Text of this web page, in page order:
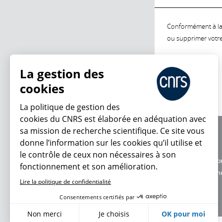
Conformément à
ou supprimer
Charte
Données
La gestion des
cookies
La politique de gestion des
cookies du CNRS est élaborée en adéquation avec
sa mission de recherche scientifique. Ce site vous
donne l’information sur les cookies qu’il utilise et
le contrôle de ceux non nécessaires à son
fonctionnement et son amélioration.
Lire la politique de confidentialité
Consentements certifiés par
Non merci Je choisis OK pour moi